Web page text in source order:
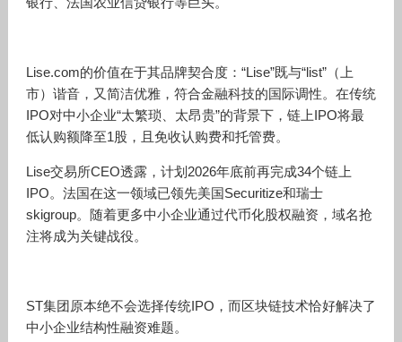
Lise.com的价值在于其品牌契合度：“Lise”既与“list”（上
市）谐音，又简洁优雅，符合金融科技的国际调性。在传统
IPO对中小企业“太繁琐、太昂贵”的背景下，链上IPO将最
低认购额降至1股，且免收认购费和托管费。
Lise交易所CEO透露，计划2026年底前再完成34个链上
IPO。法国在这一领域已领先美国Securitize和瑞士
skigroup。随着更多中小企业通过代币化股权融资，域名抢
注将成为关键战役。
ST集团原本绝不会选择传统IPO，而区块链技术恰好解决了
中小企业结构性融资难题。